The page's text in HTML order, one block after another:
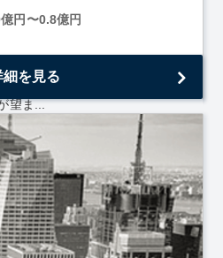
円〜0.8億円
・ITエンジニアを自社雇用して
しいです。） ・クライアントは
望ま...
細を見る